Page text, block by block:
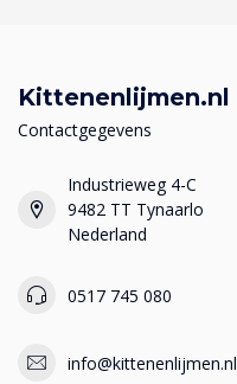
Kittenenlijmen.nl
Contactgegevens
Industrieweg 4-C
9482 TT Tynaarlo
Nederland
0517 745 080
info@kittenenlijmen.nl